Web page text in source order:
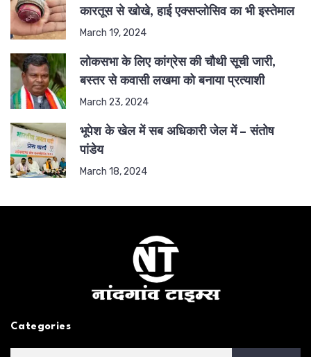
कारतूस से खोखे, हाई एक्सप्लोसिव का भी इस्तेमाल
March 19, 2024
लोकसभा के लिए कांग्रेस की चौथी सूची जारी,
बस्तर से कवासी लखमा को बनाया प्रत्याशी
March 23, 2024
भूपेश के खेल में सब अधिकारी जेल में – संतोष
पांडेय
March 18, 2024
Categories